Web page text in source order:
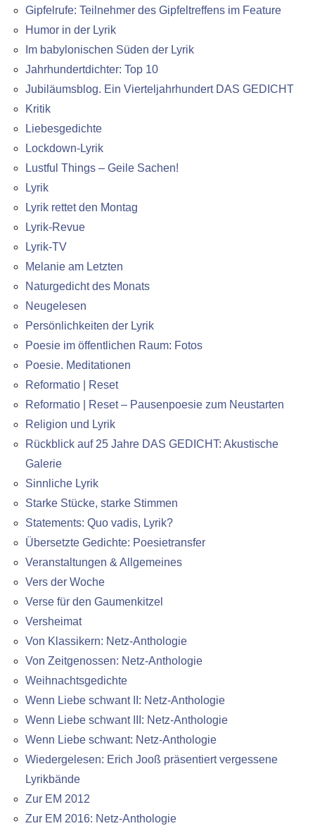
Gipfelrufe: Teilnehmer des Gipfeltreffens im Feature
Humor in der Lyrik
Im babylonischen Süden der Lyrik
Jahrhundertdichter: Top 10
Jubiläumsblog. Ein Vierteljahrhundert DAS GEDICHT
Kritik
Liebesgedichte
Lockdown-Lyrik
Lustful Things – Geile Sachen!
Lyrik
Lyrik rettet den Montag
Lyrik-Revue
Lyrik-TV
Melanie am Letzten
Naturgedicht des Monats
Neugelesen
Persönlichkeiten der Lyrik
Poesie im öffentlichen Raum: Fotos
Poesie. Meditationen
Reformatio | Reset
Reformatio | Reset – Pausenpoesie zum Neustarten
Religion und Lyrik
Rückblick auf 25 Jahre DAS GEDICHT: Akustische
Galerie
Sinnliche Lyrik
Starke Stücke, starke Stimmen
Statements: Quo vadis, Lyrik?
Übersetzte Gedichte: Poesietransfer
Veranstaltungen & Allgemeines
Vers der Woche
Verse für den Gaumenkitzel
Versheimat
Von Klassikern: Netz-Anthologie
Von Zeitgenossen: Netz-Anthologie
Weihnachtsgedichte
Wenn Liebe schwant II: Netz-Anthologie
Wenn Liebe schwant III: Netz-Anthologie
Wenn Liebe schwant: Netz-Anthologie
Wiedergelesen: Erich Jooß präsentiert vergessene
Lyrikbände
Zur EM 2012
Zur EM 2016: Netz-Anthologie